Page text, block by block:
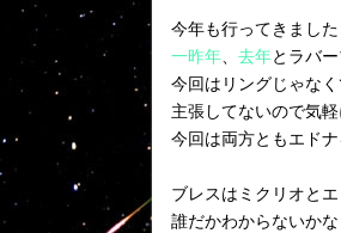
今年も行ってきまし
一昨年、 去年とラバ
今回はリングじゃな
主張してないので気軽
今回は両方ともエド
ブレスはミクリオと
誰だかわからないかな